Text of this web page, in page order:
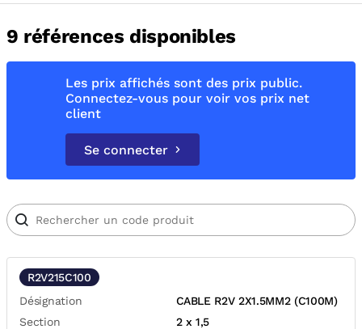
9 références disponibles
Les prix affichés sont des prix public.
Connectez-vous pour voir vos prix net
client
Se connecter
R2V215C100
Désignation
CABLE R2V 2X1.5MM2 (C100M)
Section
2 x 1,5